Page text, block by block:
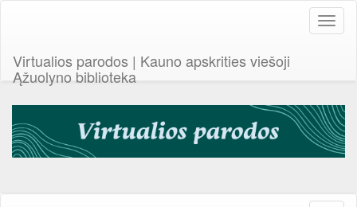
Virtualios parodos | Kauno apskrities viešoji
Ąžuolyno biblioteka